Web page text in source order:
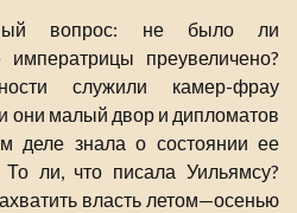
вопрос: не было ли
императрицы преувеличено?
служили камер-фрау
они малый двор и дипломатов
деле знала о состоянии ее
То ли, что писала Уильямсу?
власть летом—осенью